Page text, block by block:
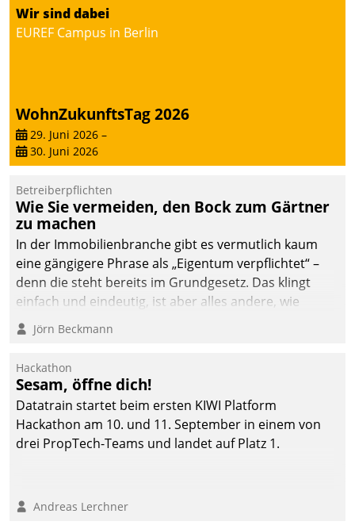
Datatrain ermöglicht
automatisiert ausgelöste,
intelligente,
datengestützte
Entscheidungen.
Wir sind dabei
EUREF Campus in Berlin
WohnZukunftsTag 2026
29. Juni 2026 –
30. Juni 2026
Betreiberpflichten
Wie Sie vermeiden, den Bock zum Gärtner
zu machen
In der Immobilienbranche gibt es vermutlich kaum
eine gängigere Phrase als „Eigentum verpflichtet“ –
denn die steht bereits im Grundgesetz. Das klingt
einfach und eindeutig, ist aber alles andere, wie
Branchenbeschäftigte wissen. Denn mit der
Verantwortung folgen Verpflichtungen.
Jörn Beckmann
Hackathon
Sesam, öffne dich!
Datatrain startet beim ersten KIWI Platform
Hackathon am 10. und 11. September in einem von
drei PropTech-Teams und landet auf Platz 1.
Andreas Lerchner